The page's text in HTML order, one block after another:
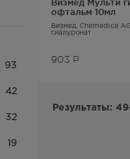
93
42
32
19
Визмед Мульти
офтальм 10мл
Визмед, Chemedica
гиалуронат
903 Р
Результаты: